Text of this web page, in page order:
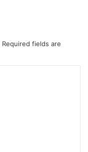
Required fields are